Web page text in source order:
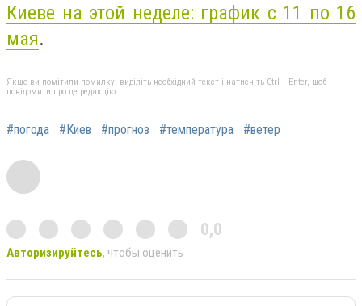
Киеве на этой неделе: график с 11 по 16
мая.
Якщо ви помітили помилку, виділіть необхідний текст і натисніть Ctrl + Enter, щоб
повідомити про це редакцію
#погода #Киев #прогноз #температура #ветер
0,0
Авторизируйтесь, чтобы оценить